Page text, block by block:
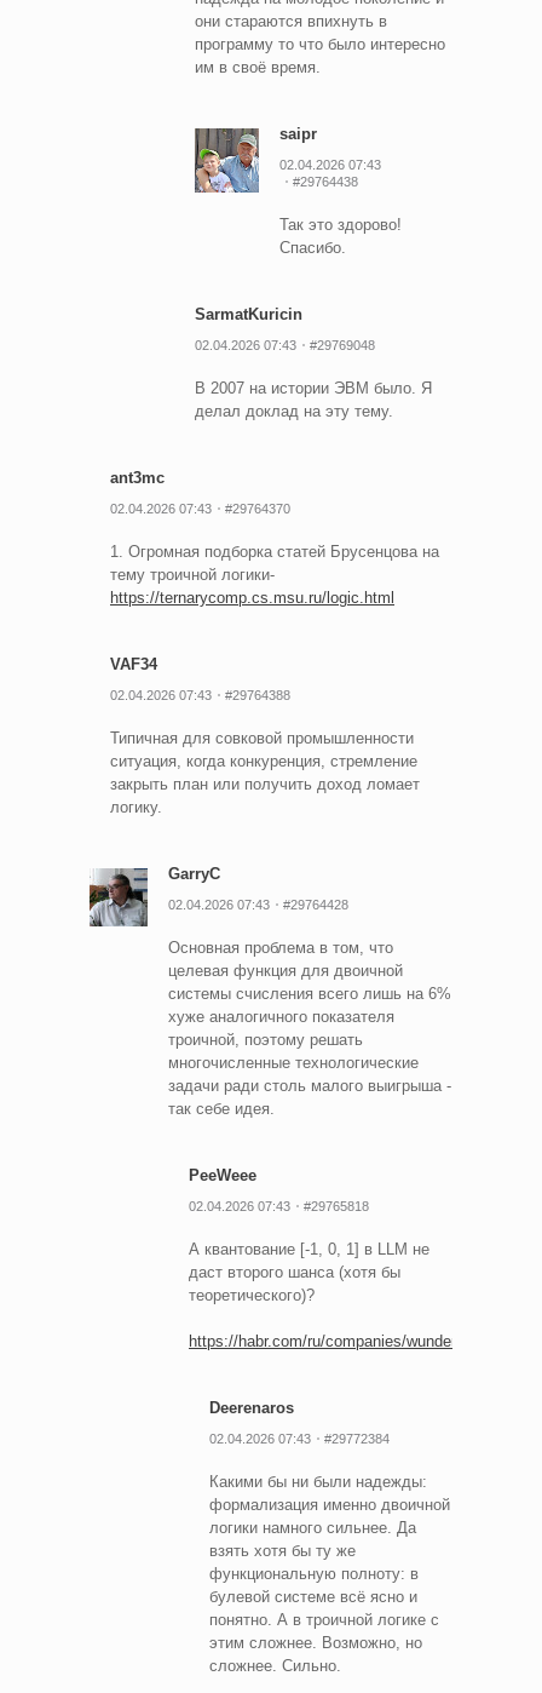
они стараются впихнуть в
программу то что было интересно
им в своё время.
saipr
02.04.2026 07:43
#29764438
Так это здорово!
Спасибо.
SarmatKuricin
02.04.2026 07:43 #29769048
В 2007 на истории ЭВМ было. Я
делал доклад на эту тему.
ant3mc
02.04.2026 07:43 #29764370
1. Огромная подборка статей Брусенцова на
тему троичной логики-
https://ternarycomp.cs.msu.ru/logic.html
VAF34
02.04.2026 07:43 #29764388
Типичная для совковой промышленности
ситуация, когда конкуренция, стремление
закрыть план или получить доход ломает
логику.
GarryC
02.04.2026 07:43 #29764428
Основная проблема в том, что
целевая функция для двоичной
системы счисления всего лишь на 6%
хуже аналогичного показателя
троичной, поэтому решать
многочисленные технологические
задачи ради столь малого выигрыша -
так себе идея.
PeeWeee
02.04.2026 07:43 #29765818
А квантование [-1, 0, 1] в LLM не
даст второго шанса (хотя бы
теоретического)?
https://habr.com/ru/companies/wunderfund/
Deerenaros
02.04.2026 07:43 #29772384
Какими бы ни были надежды:
формализация именно двоичной
логики намного сильнее. Да
взять хотя бы ту же
функциональную полноту: в
булевой системе всё ясно и
понятно. А в троичной логике с
этим сложнее. Возможно, но
сложнее. Сильно.